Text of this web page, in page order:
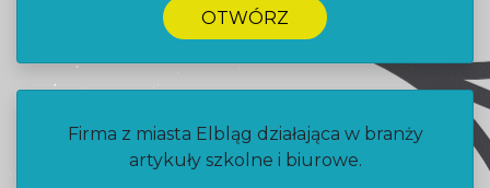
OTWÓRZ
Firma z miasta Elbląg działająca w branży
artykuły szkolne i biurowe.